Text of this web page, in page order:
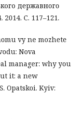
державного
С. 117–121.
vy ne mozhete
Nova
manager: why you
it: a new
Opatskoi. Kyiv: